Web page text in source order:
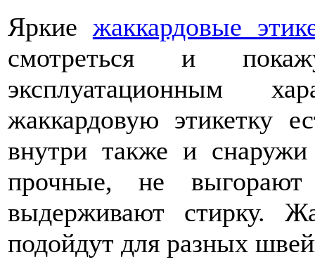
Яркие жаккардовые
смотреться и
эксплуатационным
жаккардовую этикетку
внутри также и снаружи
прочные, не
выдерживают стирку.
подойдут для разных